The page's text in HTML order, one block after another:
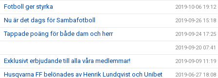
Fotboll ger styrka 2019-10-06 19:12
Nu är det dags för Sambafotboll 2019-09-26 15:18
Tappade poäng för både dam och herr 2019-09-24 17:25
2019-09-20 07:41
Exklusivt erbjudande till alla våra medlemmar! 2019-09-09 11:19
Husqvarna FF belönades av Henrik Lundqvist och Unibet 2019-06-27 18:08